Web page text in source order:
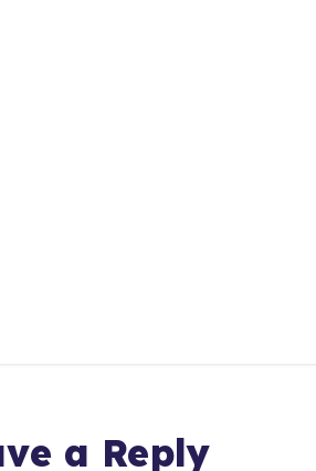
a Reply